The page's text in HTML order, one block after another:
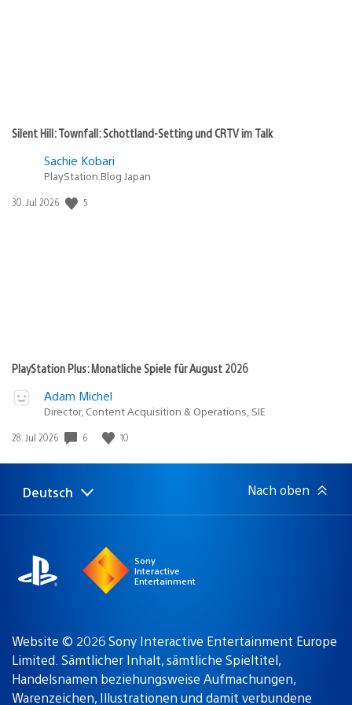
Silent Hill: Townfall: Schottland-Setting und CRTV im Talk
Sachie Kobari
PlayStation.Blog Japan
Veröffentlichungsdatum:
30. Jul 2026 5
PlayStation Plus: Monatliche Spiele für August 2026
Adam Michel
Director, Content Acquisition & Operations, SIE
Veröffentlichungsdatum:
28. Jul 2026 6 10
Select
Aktuelle
Deutsch Nach oben
Sony
Interactive
Entertainment
Website © 2026 Sony Interactive Entertainment Europe
Limited. Sämtlicher Inhalt, sämtliche Spieltitel,
Handelsnamen beziehungsweise Aufmachungen,
Warenzeichen, Illustrationen und damit verbundene